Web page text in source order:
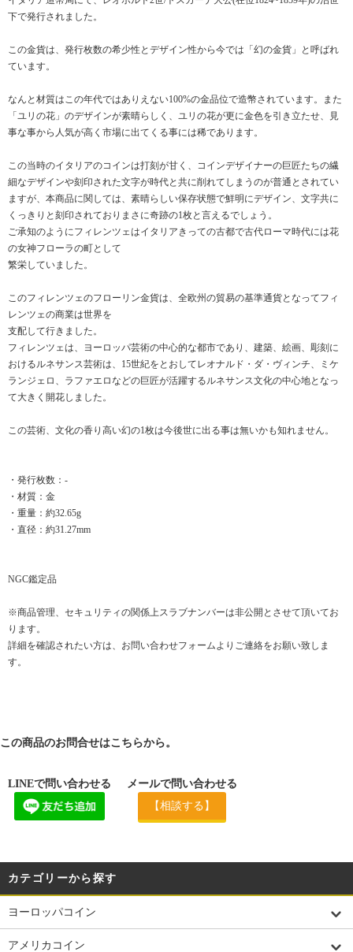
下で発行されました。
この金貨は、発行枚数の希少性とデザイン性から今では「幻の金貨」と呼ばれ
ています。
なんと材質はこの年代ではありえない100%の金品位で造幣されています。また
「ユリの花」のデザインが素晴らしく、ユリの花が更に金色を引き立たせ、見
事な事から人気が高く市場に出てくる事には稀であります。
この当時のイタリアのコインは打刻が甘く、コインデザイナーの巨匠たちの繊
細なデザインや刻印された文字が時代と共に削れてしまうのが普通とされてい
ますが、本商品に関しては、素晴らしい保存状態で鮮明にデザイン、文字共に
くっきりと刻印されておりまさに奇跡の1枚と言えるでしょう。
ご承知のようにフィレンツェはイタリアきっての古都で古代ローマ時代には花
の女神フローラの町として
繁栄していました。
このフィレンツェのフローリン金貨は、全欧州の貿易の基準通貨となってフィ
レンツェの商業は世界を
支配して行きました。
フィレンツェは、ヨーロッパ芸術の中心的な都市であり、建築、絵画、彫刻に
おけるルネサンス芸術は、15世紀をとおしてレオナルド・ダ・ヴィンチ、ミケ
ランジェロ、ラファエロなどの巨匠が活躍するルネサンス文化の中心地となっ
て大きく開花しました。
この芸術、文化の香り高い幻の1枚は今後世に出る事は無いかも知れません。
・発行枚数：-
・材質：金
・重量：約32.65g
・直径：約31.27mm
NGC鑑定品
※商品管理、セキュリティの関係上スラブナンバーは非公開とさせて頂いてお
ります。
詳細を確認されたい方は、お問い合わせフォームよりご連絡をお願い致しま
す。
この商品のお問合せはこちらから。
LINEで問い合わせる
メールで問い合わせる
【相談する】
カテゴリーから探す
ヨーロッパコイン
アメリカコイン